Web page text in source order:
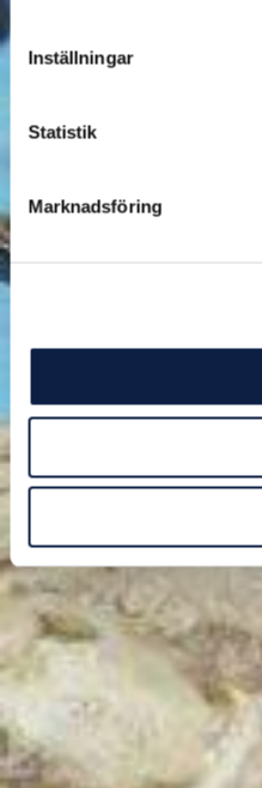
Inställningar
Statistik
Marknadsföring